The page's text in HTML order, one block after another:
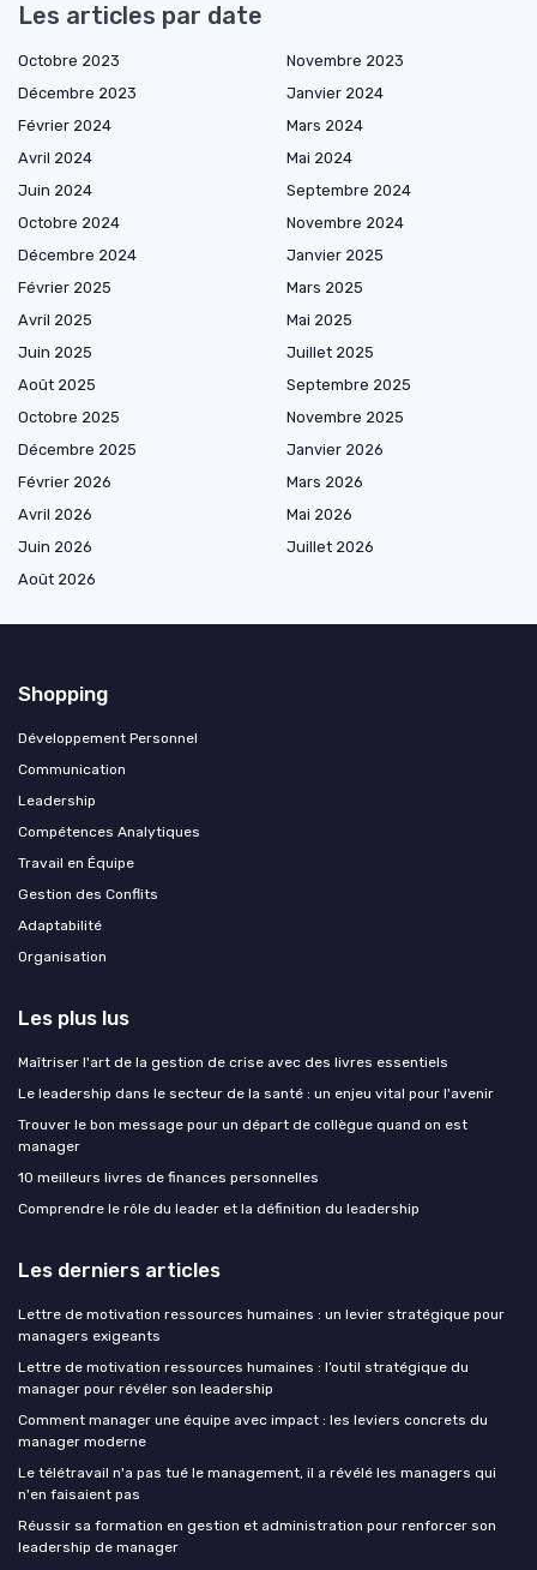
Les articles par date
Octobre 2023
Novembre 2023
Décembre 2023
Janvier 2024
Février 2024
Mars 2024
Avril 2024
Mai 2024
Juin 2024
Septembre 2024
Octobre 2024
Novembre 2024
Décembre 2024
Janvier 2025
Février 2025
Mars 2025
Avril 2025
Mai 2025
Juin 2025
Juillet 2025
Août 2025
Septembre 2025
Octobre 2025
Novembre 2025
Décembre 2025
Janvier 2026
Février 2026
Mars 2026
Avril 2026
Mai 2026
Juin 2026
Juillet 2026
Août 2026
Shopping
Développement Personnel
Communication
Leadership
Compétences Analytiques
Travail en Équipe
Gestion des Conflits
Adaptabilité
Organisation
Les plus lus
Maîtriser l'art de la gestion de crise avec des livres essentiels
Le leadership dans le secteur de la santé : un enjeu vital pour l'avenir
Trouver le bon message pour un départ de collègue quand on est
manager
10 meilleurs livres de finances personnelles
Comprendre le rôle du leader et la définition du leadership
Les derniers articles
Lettre de motivation ressources humaines : un levier stratégique pour
managers exigeants
Lettre de motivation ressources humaines : l’outil stratégique du
manager pour révéler son leadership
Comment manager une équipe avec impact : les leviers concrets du
manager moderne
Le télétravail n'a pas tué le management, il a révélé les managers qui
n'en faisaient pas
Réussir sa formation en gestion et administration pour renforcer son
leadership de manager